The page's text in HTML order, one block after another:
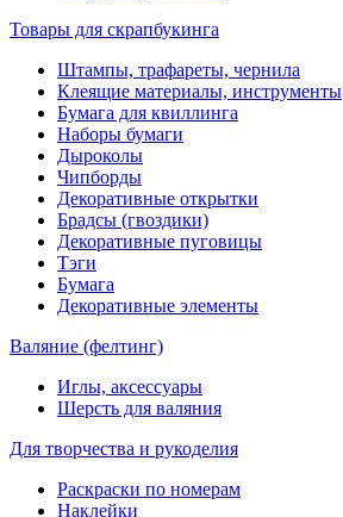
Товары для скрапбукинга
Штампы, трафареты, чернила
Клеящие материалы, инструменты
Бумага для квиллинга
Наборы бумаги
Дыроколы
Чипборды
Декоративные открытки
Брадсы (гвоздики)
Декоративные пуговицы
Тэги
Бумага
Декоративные элементы
Валяние (фелтинг)
Иглы, аксессуары
Шерсть для валяния
Для творчества и рукоделия
Раскраски по номерам
Наклейки